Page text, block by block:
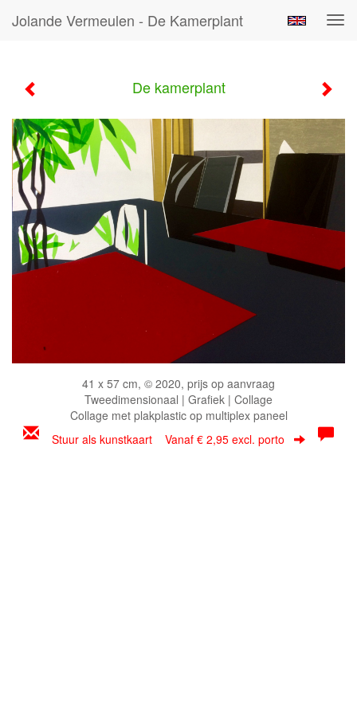
Jolande Vermeulen - De Kamerplant
De kamerplant
41 x 57 cm, © 2020, prijs op aanvraag
Tweedimensionaal | Grafiek | Collage
Collage met plakplastic op multiplex paneel
Stuur als kunstkaart Vanaf € 2,95 excl. porto